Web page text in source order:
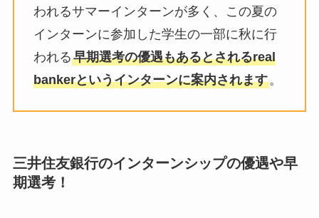
われるサマーインターンが多く、この夏の
インターンに参加した学生の一部に秋に行
われる早期選考の優遇もあるとされるreal
bankerというインターンに案内されます。
三井住友銀行のインターンシップの優遇や早
期選考！